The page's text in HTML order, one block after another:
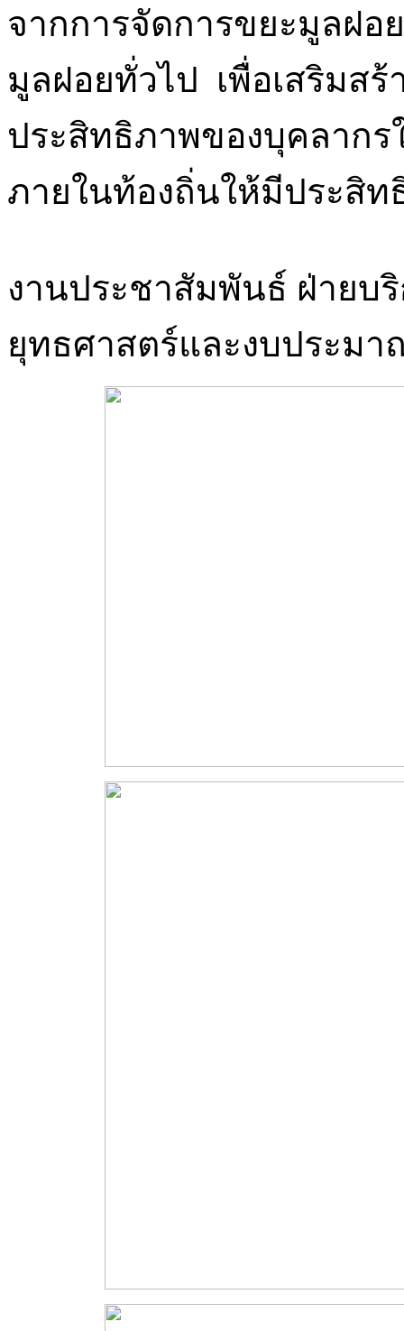
จากการจัดการขยะมูลฝอ
มูลฝอยทั่วไป เพื่อเสริมส
ประสิทธิภาพของบุคลากร
ภายในท้องถิ่นให้มีประสิ
งานประชาสัมพันธ์ ฝ่ายบ
ยุทธศาสตร์และงบประมา